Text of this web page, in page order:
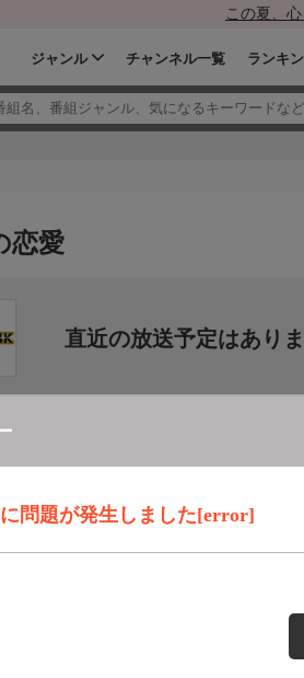
この夏、
ジャンル チャンネル一覧 ランキ
問題が発生しました[error]
恋愛
直近の放送予定はあり